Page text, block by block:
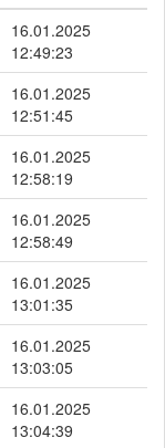
16.01.2025
12:49:23
16.01.2025
12:51:45
16.01.2025
12:58:19
16.01.2025
12:58:49
16.01.2025
13:01:35
16.01.2025
13:03:05
16.01.2025
13:04:39